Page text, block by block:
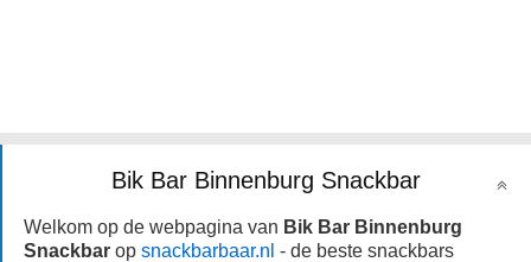
Bik Bar Binnenburg Snackbar
Welkom op de webpagina van Bik Bar Binnenburg
Snackbar op snackbarbaar.nl - de beste snackbars